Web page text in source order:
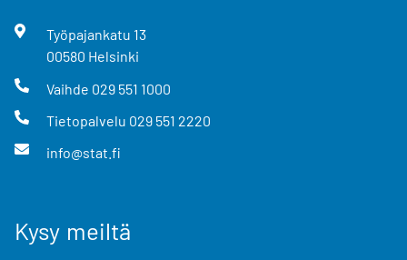
Työpajankatu 13
00580 Helsinki
Vaihde 029 551 1000
Tietopalvelu 029 551 2220
info@stat.fi
Kysy meiltä